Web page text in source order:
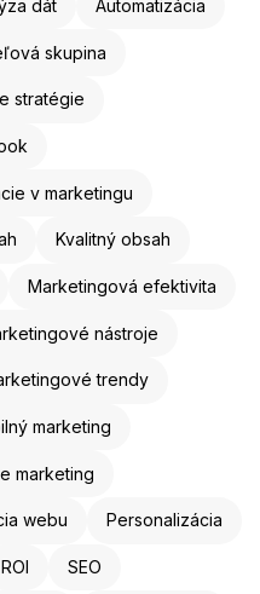
dát Automatizácia
skupina
stratégie
v marketingu
Kvalitný obsah
Marketingová efektivita
nástroje
trendy
marketing
marketing
webu Personalizácia
ROI SEO